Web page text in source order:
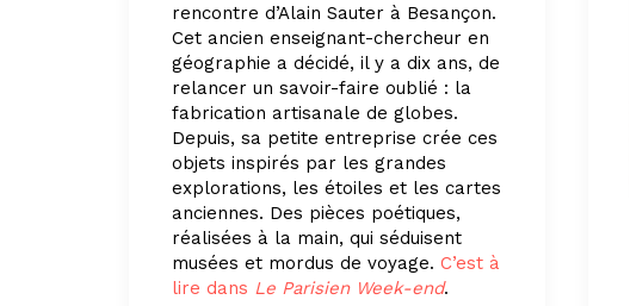
rencontre d’Alain Sauter à Besançon.
Cet ancien enseignant-chercheur en
géographie a décidé, il y a dix ans, de
relancer un savoir-faire oublié : la
fabrication artisanale de globes.
Depuis, sa petite entreprise crée ces
objets inspirés par les grandes
explorations, les étoiles et les cartes
anciennes. Des pièces poétiques,
réalisées à la main, qui séduisent
musées et mordus de voyage. C’est à
lire dans Le Parisien Week-end.